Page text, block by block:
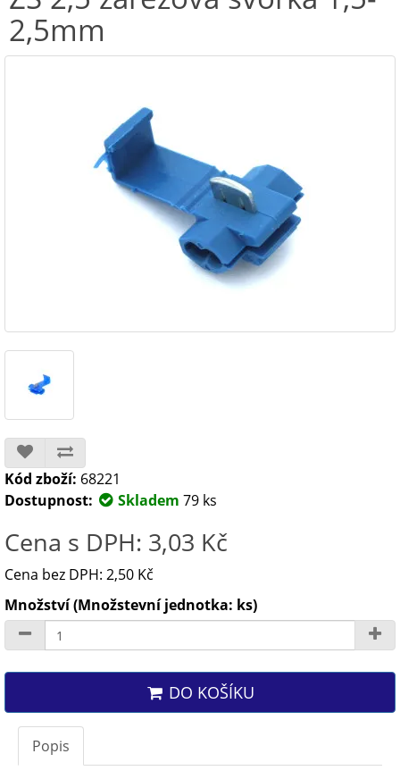
2,5mm
Kód zboží: 68221
Dostupnost:
Skladem 79 ks
Cena s DPH: 3,03 Kč
Cena bez DPH: 2,50 Kč
Množství (Množstevní jednotka: ks)
DO KOŠÍKU
Popis